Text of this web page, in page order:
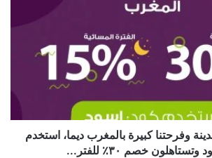
وفرحتنا كبيرة بالمغرب ديما، استخدم
خصم ٣٠٪ للفتر...